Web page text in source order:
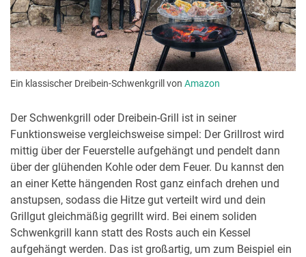
Ein klassischer Dreibein-Schwenkgrill von Amazon
Der Schwenkgrill oder Dreibein-Grill ist in seiner
Funktionsweise vergleichsweise simpel: Der Grillrost wird
mittig über der Feuerstelle aufgehängt und pendelt dann
über der glühenden Kohle oder dem Feuer. Du kannst den
an einer Kette hängenden Rost ganz einfach drehen und
anstupsen, sodass die Hitze gut verteilt wird und dein
Grillgut gleichmäßig gegrillt wird. Bei einem soliden
Schwenkgrill kann statt des Rosts auch ein Kessel
aufgehängt werden. Das ist großartig, um zum Beispiel ein